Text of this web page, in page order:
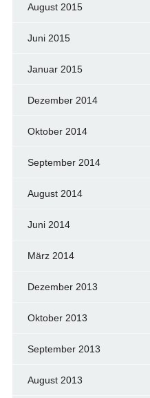
August 2015
Juni 2015
Januar 2015
Dezember 2014
Oktober 2014
September 2014
August 2014
Juni 2014
März 2014
Dezember 2013
Oktober 2013
September 2013
August 2013